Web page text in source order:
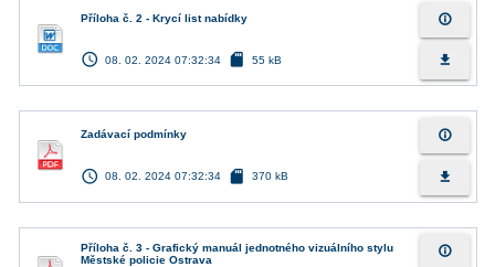
Příloha č. 2 - Krycí list nabídky
access_time 08. 02. 2024 07:32:34 sd_card 55 kB
info_outline
file_download
Zadávací podmínky
access_time 08. 02. 2024 07:32:34 sd_card 370 kB
info_outline
file_download
Příloha č. 3 - Grafický manuál jednotného vizuálního stylu
Městské policie Ostrava
info_outline